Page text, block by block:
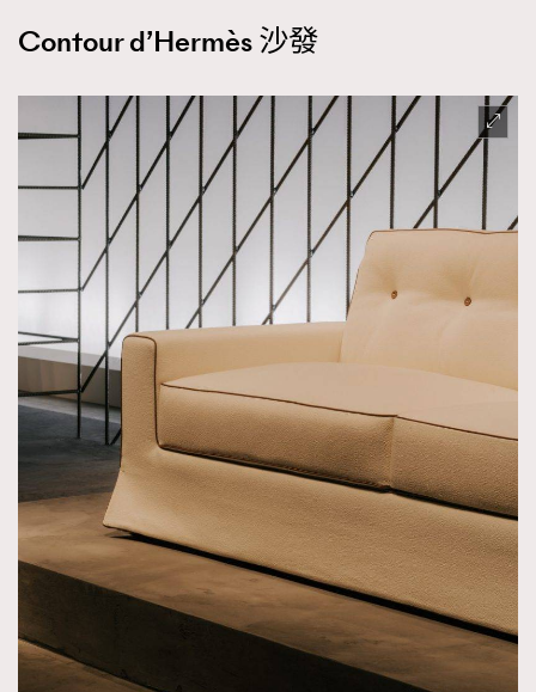
AFrenchMind
DressLikeAParisienne
Contour d’Hermès 沙發